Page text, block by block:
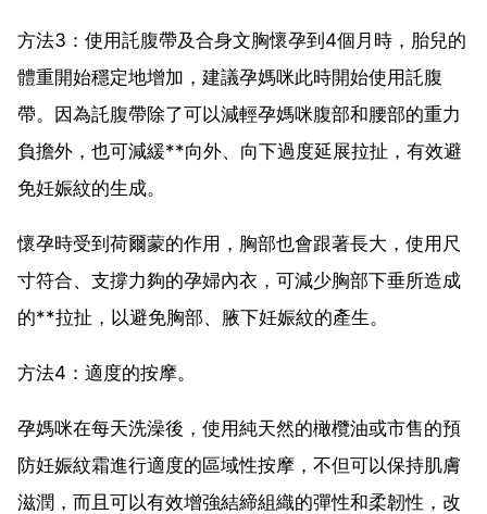
方法3：使用託腹帶及合身文胸懷孕到4個月時，胎兒的
體重開始穩定地增加，建議孕媽咪此時開始使用託腹
帶。因為託腹帶除了可以減輕孕媽咪腹部和腰部的重力
負擔外，也可減緩**向外、向下過度延展拉扯，有效避
免妊娠紋的生成。
懷孕時受到荷爾蒙的作用，胸部也會跟著長大，使用尺
寸符合、支撐力夠的孕婦內衣，可減少胸部下垂所造成
的**拉扯，以避免胸部、腋下妊娠紋的產生。
方法4：適度的按摩。
孕媽咪在每天洗澡後，使用純天然的橄欖油或市售的預
防妊娠紋霜進行適度的區域性按摩，不但可以保持肌膚
滋潤，而且可以有效增強結締組織的彈性和柔韌性，改